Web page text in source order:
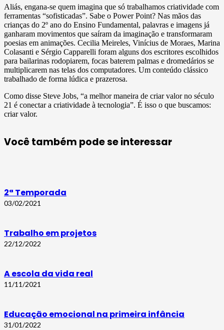
Aliás, engana-se quem imagina que só trabalhamos criatividade com
ferramentas “sofisticadas”. Sabe o Power Point? Nas mãos das
crianças do 2º ano do Ensino Fundamental, palavras e imagens já
ganharam movimentos que saíram da imaginação e transformaram
poesias em animações. Cecilia Meireles, Vinícius de Moraes, Marina
Colasanti e Sérgio Capparelli foram alguns dos escritores escolhidos
para bailarinas rodopiarem, focas baterem palmas e dromedários se
multiplicarem nas telas dos computadores. Um conteúdo clássico
trabalhado de forma lúdica e prazerosa.
Como disse Steve Jobs, “a melhor maneira de criar valor no século
21 é conectar a criatividade à tecnologia”. É isso o que buscamos:
criar valor.
Você também pode se interessar
2ª Temporada
03/02/2021
Trabalho em projetos
22/12/2022
A escola da vida real
11/11/2021
Educação emocional na primeira infância
31/01/2022